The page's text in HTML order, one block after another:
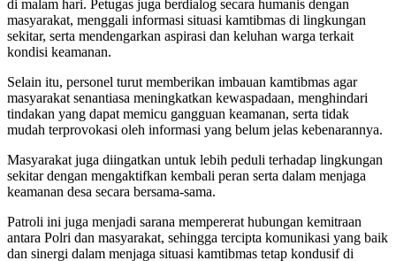
di malam hari. Petugas juga berdialog secara humanis dengan
masyarakat, menggali informasi situasi kamtibmas di lingkungan
sekitar, serta mendengarkan aspirasi dan keluhan warga terkait
kondisi keamanan.
Selain itu, personel turut memberikan imbauan kamtibmas agar
masyarakat senantiasa meningkatkan kewaspadaan, menghindari
tindakan yang dapat memicu gangguan keamanan, serta tidak
mudah terprovokasi oleh informasi yang belum jelas kebenarannya.
Masyarakat juga diingatkan untuk lebih peduli terhadap lingkungan
sekitar dengan mengaktifkan kembali peran serta dalam menjaga
keamanan desa secara bersama-sama.
Patroli ini juga menjadi sarana mempererat hubungan kemitraan
antara Polri dan masyarakat, sehingga tercipta komunikasi yang baik
dan sinergi dalam menjaga situasi kamtibmas tetap kondusif di